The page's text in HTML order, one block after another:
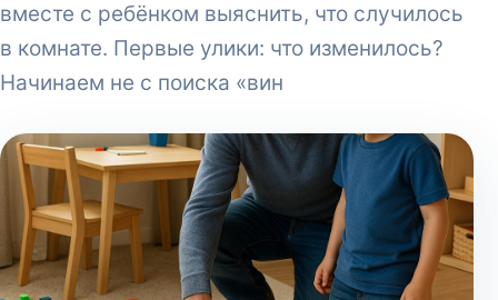
вместе с ребёнком выяснить, что случилось
в комнате. Первые улики: что изменилось?
Начинаем не с поиска «вин